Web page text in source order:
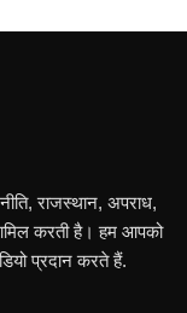
राजस्थान, अपराध,
करती है। हम आपको
प्रदान करते हैं.